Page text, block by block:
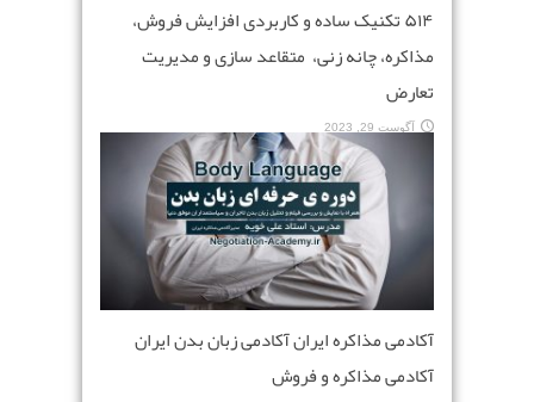
۵۱۴ تکنیک ساده و کاربردی افزایش فروش،
مذاکره، چانه زنی، متقاعد سازی و مدیریت
تعارض
آگوست 29, 2023
آکادمی مذاکره ایران آکادمی زبان بدن ایران
آکادمی مذاکره و فروش